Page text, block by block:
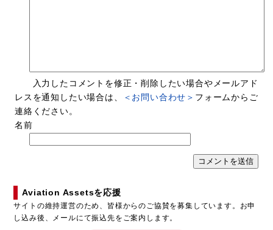
入力したコメントを修正・削除したい場合やメールアド
レスを通知したい場合は、
＜お問い合わせ＞ フォームからご
連絡ください。
名前
Aviation Assetsを応援
サイトの維持運営のため、皆様からのご協賛を募集しています。お申
し込み後、メールにて振込先をご案内します。